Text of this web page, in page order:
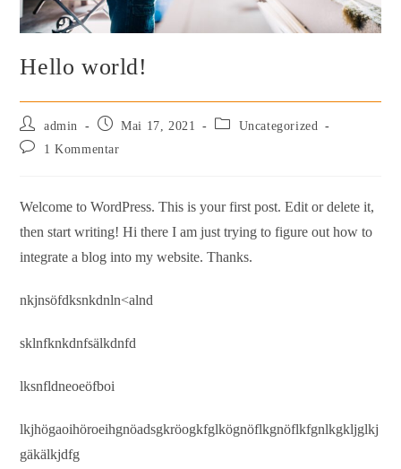
Hello world!
Beitrags-
Autor:
admin
BeitragMai 17, 2021
Beitrags-Uncategorized
Beitrags-1 Kommentar
Welcome to WordPress. This is your first post. Edit or delete it,
then start writing! Hi there I am just trying to figure out how to
integrate a blog into my website. Thanks.
nkjnsöfdksnkdnln<alnd
sklnfknkdnfsälkdnfd
lksnfldneoeöfboi
lkjhögaoihöroeihgnöadsgkröogkfglkögnöflkgnöflkfgnlkgkljglkj
gäkälkjdfg